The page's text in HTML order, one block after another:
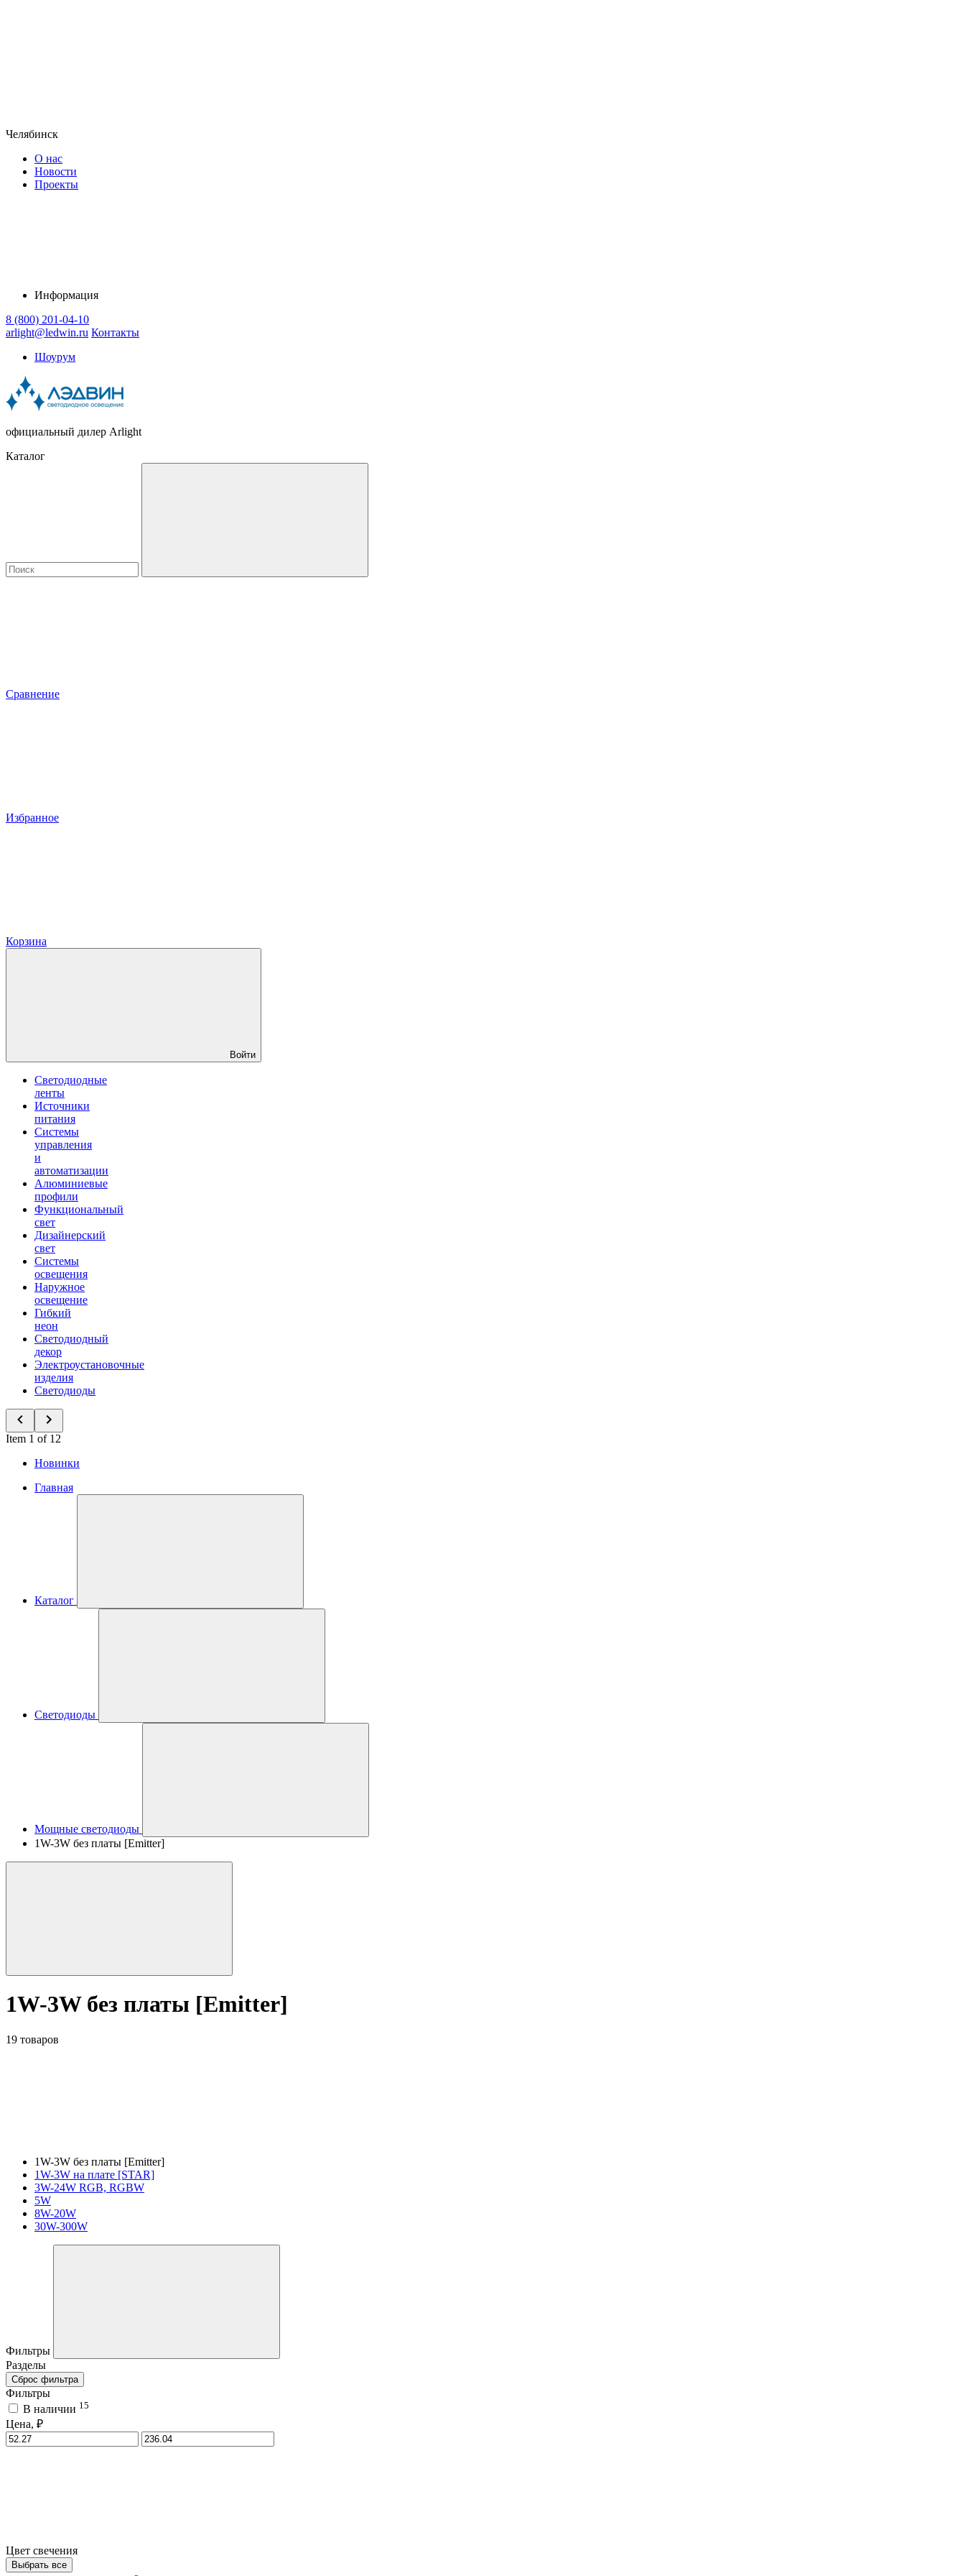
Челябинск
О нас
Новости
Проекты
Информация
8 (800) 201-04-10
arlight@ledwin.ru Контакты
Шоурум
официальный дилер Arlight
Каталог
Сравнение
Избранное
Корзина
Войти
Светодиодные
ленты
Источники
питания
Системы
управления
и
автоматизации
Алюминиевые
профили
Функциональный
свет
Дизайнерский
свет
Системы
освещения
Наружное
освещение
Гибкий
неон
Светодиодный
декор
Электроустановочные
изделия
Светодиоды
Item 1 of 12
Новинки
Главная
Каталог
Светодиоды
Мощные светодиоды
1W-3W без платы [Emitter]
1W-3W без платы [Emitter]
19 товаров
1W-3W без платы [Emitter]
1W-3W на плате [STAR]
3W-24W RGB, RGBW
5W
8W-20W
30W-300W
Фильтры
Разделы
Сброс фильтра
Фильтры
В наличии 15
Цена, ₽
Цвет свечения
Выбрать все